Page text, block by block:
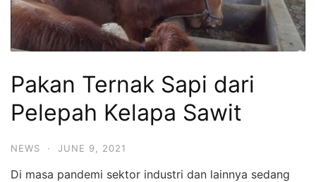
Pakan Ternak Sapi dari
Pelepah Kelapa Sawit
NEWS · JUNE 9, 2021
Di masa pandemi sektor industri dan lainnya sedang